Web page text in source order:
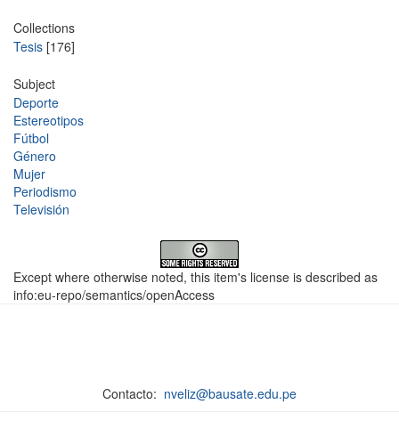
Collections
Tesis [176]
Subject
Deporte
Estereotipos
Fútbol
Género
Mujer
Periodismo
Televisión
Except where otherwise noted, this item's license is described as
info:eu-repo/semantics/openAccess
Contacto: nveliz@bausate.edu.pe